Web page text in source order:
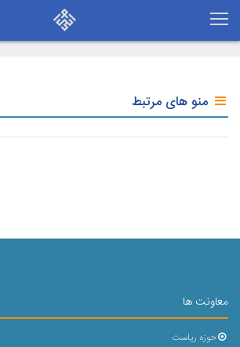
منو های مرتبط
معاونت ها
حوزه ریاست